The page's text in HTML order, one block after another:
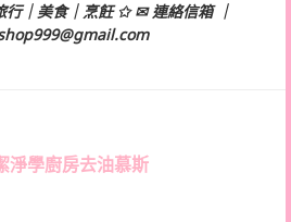
｜美食｜烹飪 ✩ ✉ 連絡信箱 ｜
淨學廚房去油慕斯